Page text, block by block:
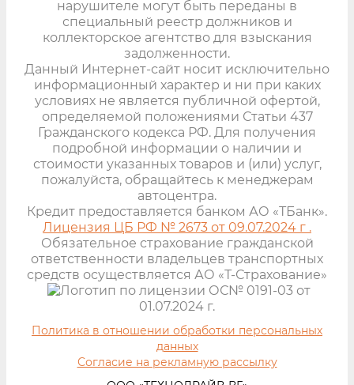
нарушителе могут быть переданы в
специальный реестр должников и
коллекторское агентство для взыскания
задолженности.
Данный Интернет-сайт носит исключительно
информационный характер и ни при каких
условиях не является публичной офертой,
определяемой положениями Статьи 437
Гражданского кодекса РФ. Для получения
подробной информации о наличии и
стоимости указанных товаров и (или) услуг,
пожалуйста, обращайтесь к менеджерам
автоцентра.
Кредит предоставляется банком АО «ТБанк».
Лицензия ЦБ РФ № 2673 от 09.07.2024 г .
Обязательное страхование гражданской
ответственности владельцев транспортных
средств осуществляется АО «Т-Страхование»
по лицензии ОС№ 0191-03 от
01.07.2024 г.
Политика в отношении обработки персональных
данных
Согласие на рекламную рассылку